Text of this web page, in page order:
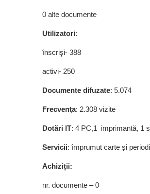
0 alte documente
Utilizatori:
înscrişi- 388
activi- 250
Documente difuzate: 5.074
Frecvenţa: 2.308 vizite
Dotări IT: 4 PC,1 imprimantă, 1
Servicii: împrumut carte și
Achiziții:
nr. documente – 0